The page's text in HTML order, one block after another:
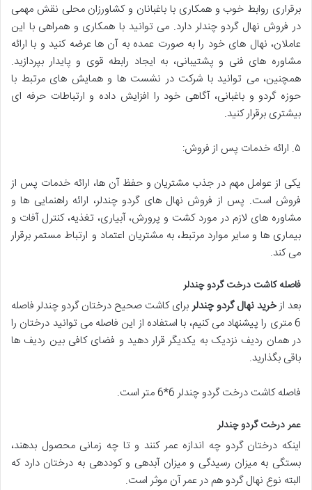
برقراری روابط خوب و همکاری با باغبانان و کشاورزان محلی نقش مهمی
در فروش نهال گردو چندلر دارد. می توانید با همکاری و همراهی با این
عاملان، نهال های خود را به صورت عمده به آن ها عرضه کنید و با ارائه
مشاوره های فنی و پشتیبانی، به ایجاد رابطه قوی و پایدار بپردازید.
همچنین، می توانید با شرکت در نشست ها و همایش های مرتبط با
حوزه گردو و باغبانی، آگاهی خود را افزایش داده و ارتباطات حرفه ای
بیشتری برقرار کنید.
۵. ارائه خدمات پس از فروش:
یکی از عوامل مهم در جذب مشتریان و حفظ آن ها، ارائه خدمات پس از
فروش است. پس از فروش نهال های گردو چندلر، ارائه راهنمایی ها و
مشاوره های لازم در مورد کشت و پرورش، آبیاری، تغذیه، کنترل آفات و
بیماری ها و سایر موارد مرتبط، به مشتریان اعتماد و ارتباط مستمر برقرار
می کند.
فاصله کاشت درخت گردو چندلر
بعد ازخرید نهال گردو چندلربرای کاشت صحیح درختان گردو چندلر فاصله
6 متری را پیشنهاد می کنیم، با استفاده از این فاصله می توانید درختان را
در همان ردیف نزدیک به یکدیگر قرار دهید و فضای کافی بین ردیف ها
باقی بگذارید.
فاصله کاشت درخت گردو چندلر 6*6 متر است.
عمر درخت گردو چندلر
اینکه درختان گردو چه اندازه عمر کنند و تا چه زمانی محصول بدهند،
بستگی به میزان رسیدگی و میزان آبدهی و کوددهی به درختان دارد که
البته نوع نهال گردو هم در عمر آن موثر است.